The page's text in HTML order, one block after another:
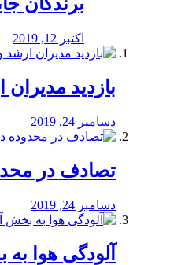
اکتبر 12, 2019
بازدید
دسامبر 24, 2019
تصادف در
دسامبر 24, 2019
آلودگی هوا